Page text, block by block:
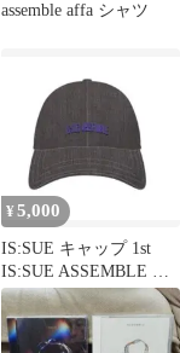
assemble affa シャツ
¥ 5,000
IS:SUE キャップ 1st
IS:SUE ASSEMBLE 新
品未開封